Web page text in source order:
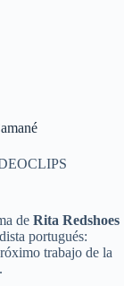
de Rita Redshoes
portugués:
trabajo de la
.